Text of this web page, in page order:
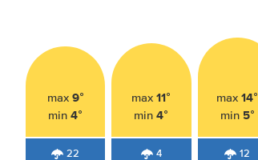
max 9°
min4°
22
max11°
min4°
4
max14°
min 5°
12